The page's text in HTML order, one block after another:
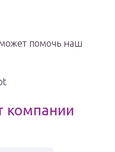
помочь наш
компании